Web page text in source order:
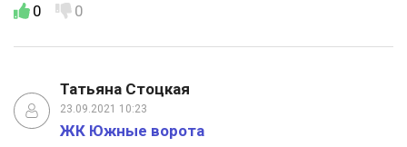
0 0
Татьяна Стоцкая
23.09.2021 10:23
ЖК Южные ворота